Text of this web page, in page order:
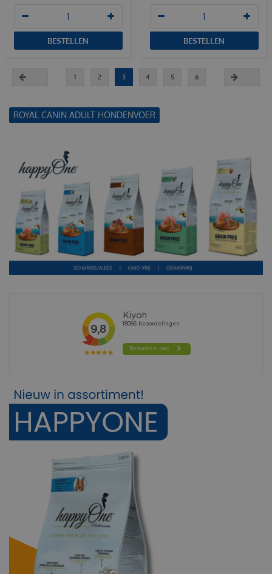
BESTELLEN BESTELLEN
1 2 3 4 5 6
ROYAL CANIN ADULT HONDENVOER